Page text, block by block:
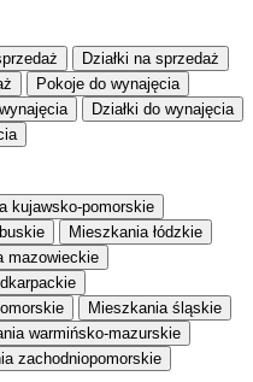
Działki na sprzedaż
Pokoje do wynajęcia
Działki do wynajęcia
kujawsko-pomorskie
Mieszkania łódzkie
mazowieckie
Mieszkania śląskie
warmińsko-mazurskie
zachodniopomorskie